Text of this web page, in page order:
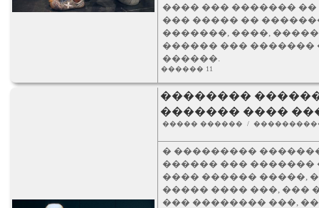
���� ��� �������
��� ����� ��
�������, ����,
������ ��� �������
������.
������ 11
��������
������� ����
����� ������ /
� ���������
������ ��� �������
���� ������ �����,
����� ���� ���, ���
��� �������� ���,